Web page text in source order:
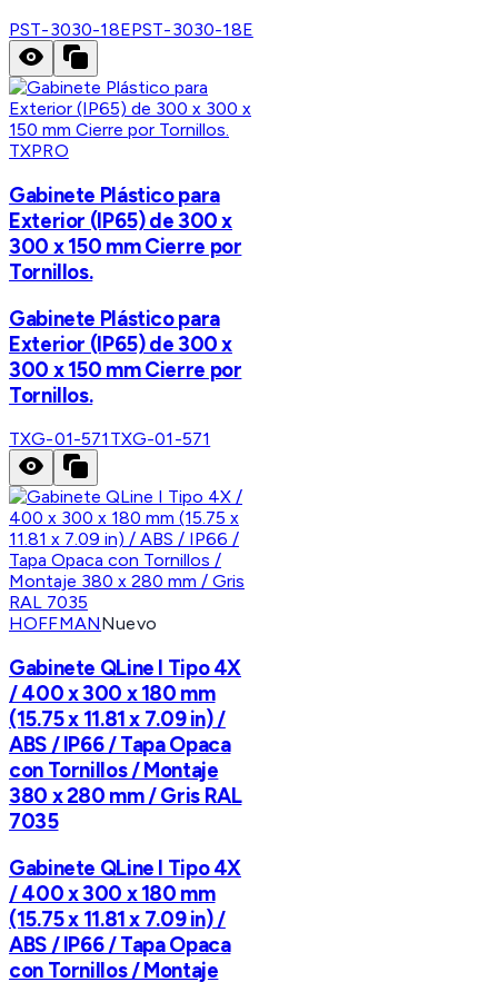
PST-3030-18EPST-3030-18E
TXPRO
Gabinete Plástico para
Exterior (IP65) de 300 x
300 x 150 mm Cierre por
Tornillos.
Gabinete Plástico para
Exterior (IP65) de 300 x
300 x 150 mm Cierre por
Tornillos.
TXG-01-571 TXG-01-571
HOFFMANNuevo
Gabinete QLine I Tipo 4X
/ 400 x 300 x 180 mm
(15.75 x 11.81 x 7.09 in) /
ABS / IP66 / Tapa Opaca
con Tornillos / Montaje
380 x 280 mm / Gris RAL
7035
Gabinete QLine I Tipo 4X
/ 400 x 300 x 180 mm
(15.75 x 11.81 x 7.09 in) /
ABS / IP66 / Tapa Opaca
con Tornillos / Montaje